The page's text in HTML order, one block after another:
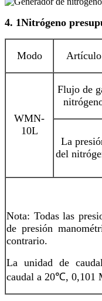
4. 1Nitrógeno
Modo Artículo
WMN-
10L
Flujo de
La
del
Nota: Todas las
de presión
contrario.
La unidad de
caudal a 20℃, 0,101